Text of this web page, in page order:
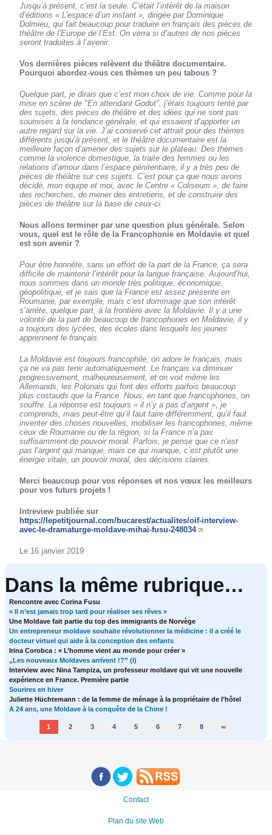
Jusqu’à présent, c’est la seule. C’était l’intérêt de la maison
d’éditions « L’espace d’un instant », dirigée par Dominique
Dolmieu, qui fait beaucoup pour traduire en français des pièces de
théâtre de l’Europe de l’Est. On verra si d’autres de nos pièces
seront traduites à l’avenir.
Vos dernières pièces relèvent du théâtre documentaire.
Pourquoi abordez-vous ces thèmes un peu tabous ?
Quelque part, je dirais que c’est mon choix de vie. Comme pour la
mise en scène de "En attendant Godot", j’étais toujours tenté par
des sujets, des pièces de théâtre et des idées qui ne sont pas
soumises à la tendance générale, et qui essaient d’apporter un
autre regard sur la vie. J’ai conservé cet attrait pour des thèmes
différents jusqu’à présent, et le théâtre documentaire est la
meilleure façon d’amener des sujets sur le plateau. Des thèmes
comme la violence domestique, la traite des femmes ou les
relations d’amour dans l’espace pénitentiaire, il y a très peu de
pièces de théâtre sur ces sujets. C’est pour ça que nous avons
décidé, mon équipe et moi, avec le Centre « Coliseum », de faire
des recherches, de mener des entretiens, et de construire des
pièces de théâtre sur la base de ceux-ci.
Nous allons terminer par une question plus générale. Selon
vous, quel est le rôle de la Francophonie en Moldavie et quel
est son avenir ?
Pour être honnête, sans un effort de la part de la France, ça sera
difficile de maintenir l’intérêt pour la langue française. Aujourd’hui,
nous sommes dans un monde très politique, économique,
géopolitique, et je sais que la France est assez présente en
Roumanie, par exemple, mais c’est dommage que son intérêt
s’arrête, quelque part, à la frontière avec la Moldavie. Il y a une
volonté de la part de beaucoup de francophones en Moldavie, il y
a toujours des lycées, des écoles dans lesquels les jeunes
apprennent le français.
La Moldavie est toujours francophile, on adore le français, mais
ça ne va pas tenir automatiquement. Le français va diminuer
progressivement, malheureusement, et on voit même les
Allemands, les Polonais qui font des efforts parfois beaucoup
plus costauds que la France. Nous, en tant que francophones, on
souffre. La réponse est toujours « il n’y a pas d’argent », je
comprends, mais peut-être qu’il faut faire différemment, qu’il faut
inventer des choses nouvelles, mobiliser les francophones, même
ceux de Roumanie ou de la région, si la France n’a pas
suffisamment de pouvoir moral. Parfois, je pense que ce n’est
pas l’argent qui manque, mais ce qui manque, c’est plutôt une
énergie vitale, un pouvoir moral, des décisions claires.
Merci beaucoup pour vos réponses et nos vœux les meilleurs
pour vos futurs projets !
Intreview publiée sur
https://lepetitjournal.com/bucarest/actualites/oif-interview-
avec-le-dramaturge-moldave-mihai-fusu-248034
Le 16 janvier 2019
Dans la même rubrique…
Rencontre avec Corina Fusu
« Il n’est jamais trop tard pour réaliser ses rêves »
Une Moldave fait partie du top des immigrants de Norvège
Un entrepreneur moldave souhaite révolutionner la médicine : il a créé le
docteur virtuel qui aide à la conception des enfants
Irina Corobca : « L’homme vient au monde pour créer »
„Les nouveaux Moldaves arrivent !?” (I)
Interview avec Nina Tampiza, un professeur moldave qui vit une nouvelle
expérience en France. Première partie
Sourires en hiver
Juliette Hüchtemann : de la femme de ménage à la propriétaire de l’hôtel
A 24 ans, une Moldave à la conquête de la Chine !
1 2 3 4 5 6 7 8 ∞
Contact
Plan du site Web